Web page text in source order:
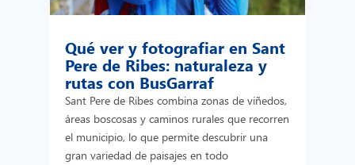
Qué ver y fotografiar en Sant
Pere de Ribes: naturaleza y
rutas con BusGarraf
Sant Pere de Ribes combina zonas de viñedos,
áreas boscosas y caminos rurales que recorren
el municipio, lo que permite descubrir una
gran variedad de paisajes en todo